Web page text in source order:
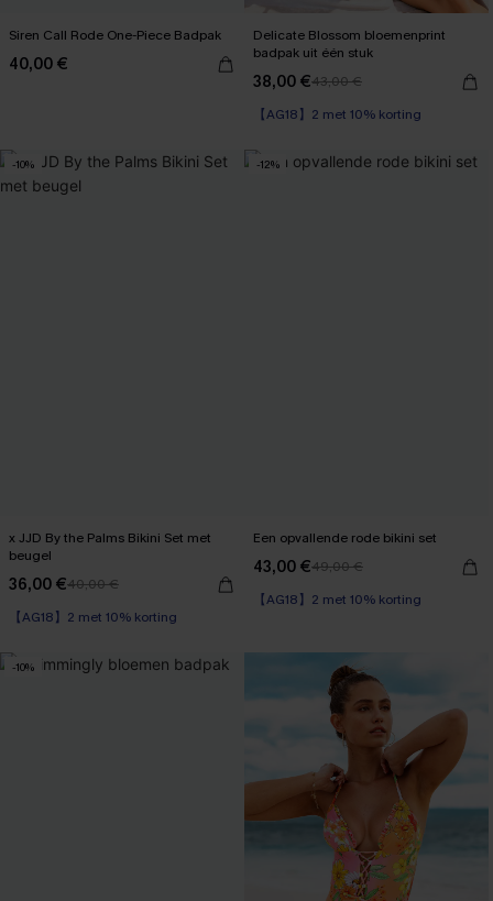
Siren Call Rode One-Piece Badpak
40,00 €
Delicate Blossom bloemenprint
badpak uit één stuk
38,00 €43,00 €
【AG18】2 met 10% korting
Corrigerend badpak
-10%
x JJD By the Palms Bikini Set met
beugel
36,00 €40,00 €
【AG18】2 met 10% korting
Op voorraad
-12%
Een opvallende rode bikini set
43,00 €49,00 €
【AG18】2 met 10% korting
Underwire
-10%